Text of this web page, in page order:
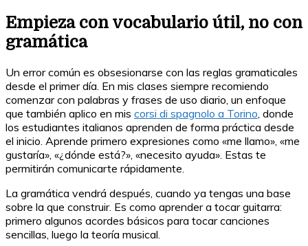
Empieza con vocabulario útil, no con
gramática
Un error común es obsesionarse con las reglas gramaticales
desde el primer día. En mis clases siempre recomiendo
comenzar con palabras y frases de uso diario, un enfoque
que también aplico en mis corsi di spagnolo a Torino , donde
los estudiantes italianos aprenden de forma práctica desde
el inicio. Aprende primero expresiones como «me llamo», «me
gustaría», «¿dónde está?», «necesito ayuda». Estas te
permitirán comunicarte rápidamente.
La gramática vendrá después, cuando ya tengas una base
sobre la que construir. Es como aprender a tocar guitarra:
primero algunos acordes básicos para tocar canciones
sencillas, luego la teoría musical.